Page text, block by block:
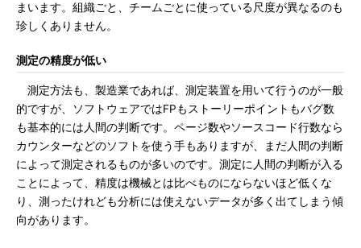
まいます。組織ごと、チームごとに使っている尺度が異なるのも
珍しくありません。
測定の精度が低い
測定方法も、製造業であれば、測定装置を用いて行うのが一般
的ですが、ソフトウェアではFPもストーリーポイントもバグ数
も基本的には人間の判断です。ページ数やソースコード行数なら
カウンターなどのソフトを使う手もありますが、まだ人間の判断
によって測定されるものが多いのです。測定に人間の判断が入る
ことによって、精度は機械とは比べものにならないほど低くな
り、測ったけれども分析には使えないデータが多く出てしまう傾
向があります。